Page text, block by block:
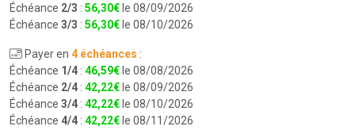
Échéance 2/3 : 56,30€ le 08/09/2026
Échéance 3/3 : 56,30€ le 08/10/2026
Payer en 4 échéances :
Échéance 1/4 : 46,59€ le 08/08/2026
Échéance 2/4 : 42,22€ le 08/09/2026
Échéance 3/4 : 42,22€ le 08/10/2026
Échéance 4/4 : 42,22€ le 08/11/2026